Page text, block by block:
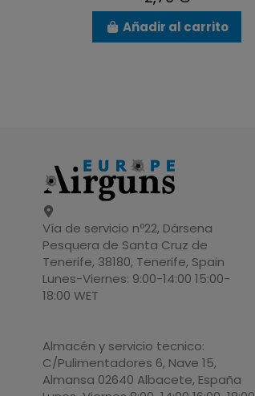
Añadir al carrito
Vía de servicio nº22, Dársena
Pesquera de Santa Cruz de
Tenerife, 38180, Tenerife, Spain
Lunes-Viernes: 9:00-14:00 15:00-
18:00 WET
Almacén y servicio tecnico:
C/Pulimentadores 6, Nave 15,
Almansa 02640 Albacete, España